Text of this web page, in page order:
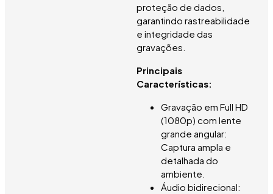
proteção de dados,
garantindo rastreabilidade
e integridade das
gravações.
Principais
Características:
Gravação em Full HD
(1080p) com lente
grande angular:
Captura ampla e
detalhada do
ambiente.
Áudio bidirecional: